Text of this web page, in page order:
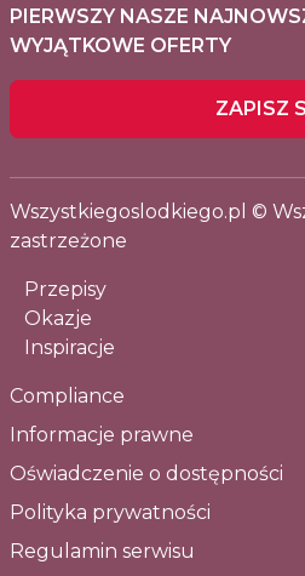
PIERWSZY NASZE
WYJĄTKOWE OFERTY
ZAPISZ
Wszystkiegoslodkiego.pl ©
zastrzeżone
Przepisy
Okazje
Inspiracje
Compliance
Informacje prawne
Oświadczenie o dostępności
Polityka prywatności
Regulamin serwisu